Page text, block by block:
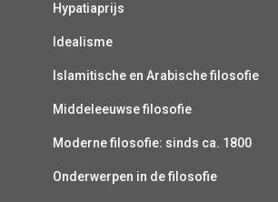
Hypatiaprijs
Idealisme
Islamitische en Arabische filosofie
Middeleeuwse filosofie
Moderne filosofie: sinds ca. 1800
Onderwerpen in de filosofie